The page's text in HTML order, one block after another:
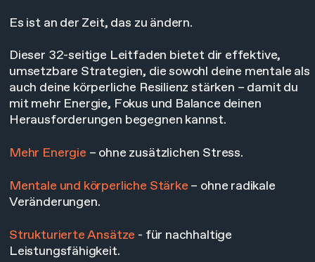
Es ist an der Zeit, das zu ändern.
Dieser 32-seitige Leitfaden bietet dir effektive,
umsetzbare Strategien, die sowohl deine mentale als
auch deine körperliche Resilienz stärken – damit du
mit mehr Energie, Fokus und Balance deinen
Herausforderungen begegnen kannst.
Mehr Energie – ohne zusätzlichen Stress.
Mentale und körperliche Stärke – ohne radikale
Veränderungen.
Strukturierte Ansätze - für nachhaltige
Leistungsfähigkeit.